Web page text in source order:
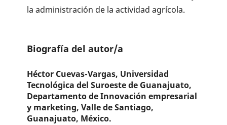
la administración de la actividad agrícola.
Biografía del autor/a
Héctor Cuevas-Vargas, Universidad
Tecnológica del Suroeste de Guanajuato,
Departamento de Innovación empresarial
y marketing, Valle de Santiago,
Guanajuato, México.